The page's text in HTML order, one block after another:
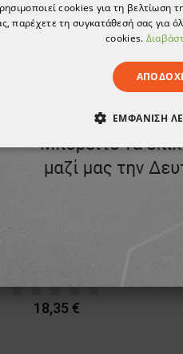
18,35 €
cookies για τη βελτίωση
παρέχετε τη συγκατάθεσή σας για
cookies.
ΕΜΦΆΝΙΣΗ
ΑΠΌΔΟΣΗΣ